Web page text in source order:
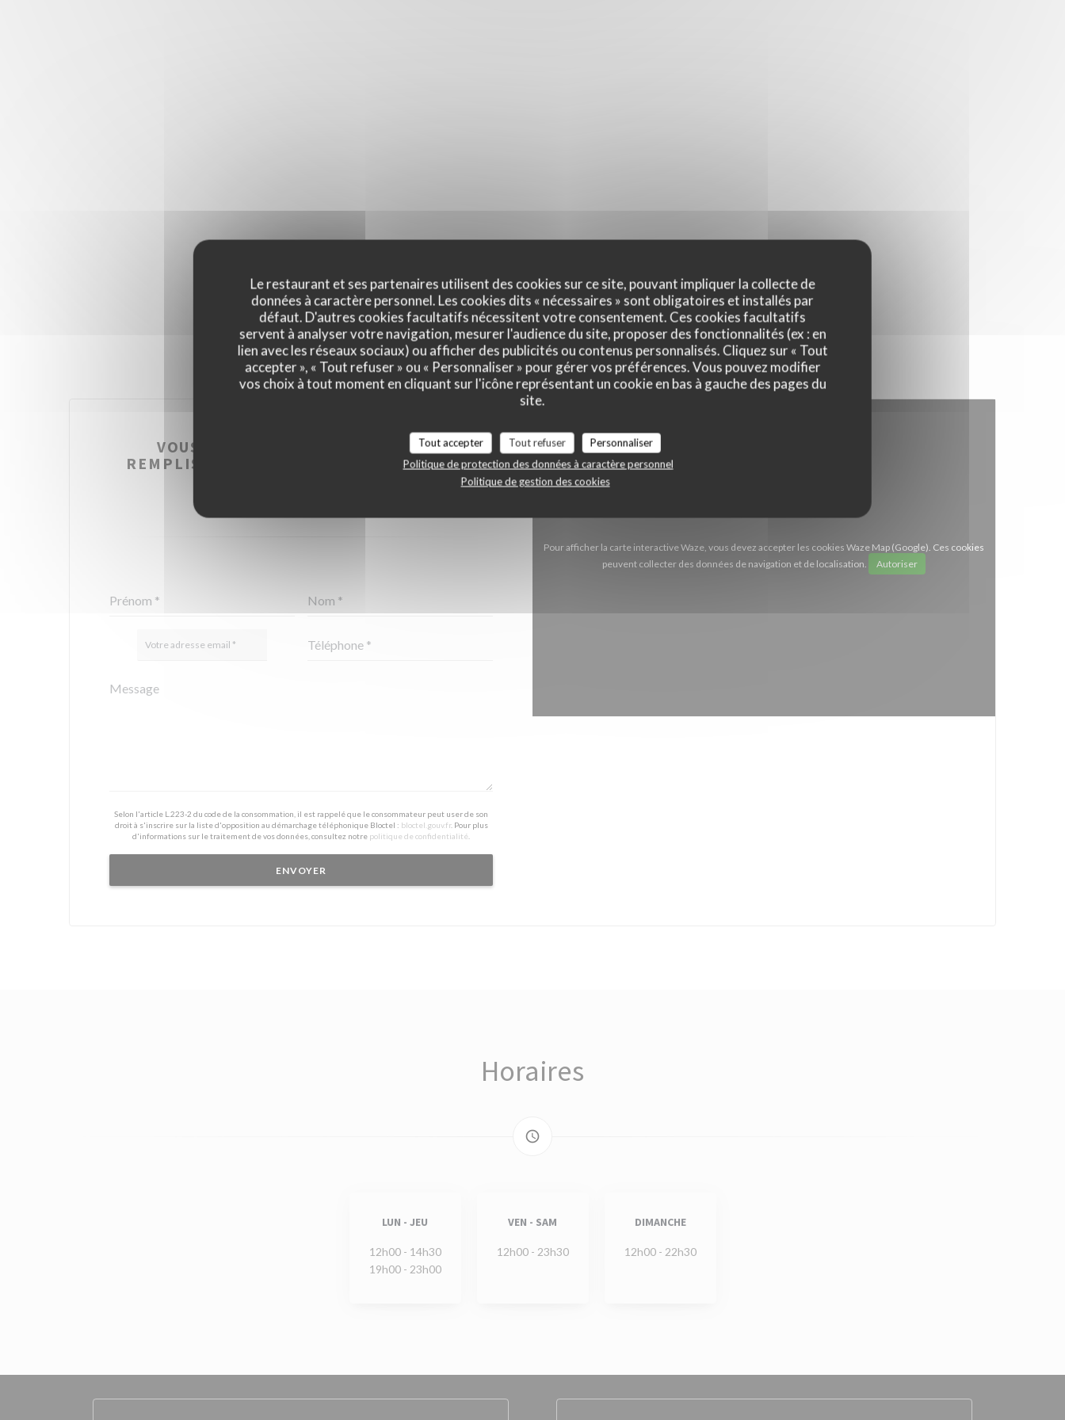
Le restaurant et ses partenaires utilisent des cookies sur ce site, pouvant impliquer la collecte de
données à caractère personnel. Les cookies dits « nécessaires » sont obligatoires et installés par
défaut. D'autres cookies facultatifs nécessitent votre consentement. Ces cookies facultatifs
servent à analyser votre navigation, mesurer l'audience du site, proposer des fonctionnalités (ex : en
lien avec les réseaux sociaux) ou afficher des publicités ou contenus personnalisés. Cliquez sur « Tout
accepter », « Tout refuser » ou « Personnaliser » pour gérer vos préférences. Vous pouvez modifier
vos choix à tout moment en cliquant sur l'icône représentant un cookie en bas à gauche des pages du
site.
Tout accepter Tout refuser
Personnaliser
Politique de protection des données à caractère personnel
Politique de gestion des cookies
VOUS DÉSIREZ NOUS CONTACTER ?
REMPLISSEZ LE FORMULAIRE CI-DESSOUS
Selon l'article L.223-2 du code de la consommation, il est rappelé que le consommateur peut user de son
droit à s'inscrire sur la liste d'opposition au démarchage téléphonique Bloctel : bloctel.gouv.fr. Pour plus
d'informations sur le traitement de vos données, consultez notre politique de confidentialité
Pour afficher la carte interactive Waze, vous devez accepter les cookies Waze Map (Google). Ces cookies
peuvent collecter des données de navigation et de localisation.
Autoriser
Horaires
access_time
LUN - JEU
12h00 - 14h30
19h00 - 23h00
VEN - SAM
12h00 - 23h30
DIMANCHE
12h00 - 22h30